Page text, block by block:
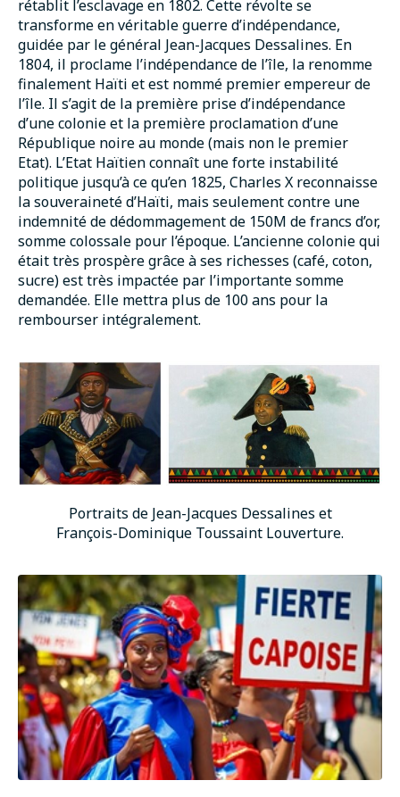
rétablit l’esclavage en 1802. Cette révolte se
transforme en véritable guerre d’indépendance,
guidée par le général Jean-Jacques Dessalines. En
1804, il proclame l’indépendance de l’île, la renomme
finalement Haïti et est nommé premier empereur de
l’île. Il s’agit de la première prise d’indépendance
d’une colonie et la première proclamation d’une
République noire au monde (mais non le premier
Etat). L’Etat Haïtien connaît une forte instabilité
politique jusqu’à ce qu’en 1825, Charles X reconnaisse
la souveraineté d’Haïti, mais seulement contre une
indemnité de dédommagement de 150M de francs d’or,
somme colossale pour l’époque. L’ancienne colonie qui
était très prospère grâce à ses richesses (café, coton,
sucre) est très impactée par l’importante somme
demandée. Elle mettra plus de 100 ans pour la
rembourser intégralement.
Portraits de Jean-Jacques Dessalines et
François-Dominique Toussaint Louverture.